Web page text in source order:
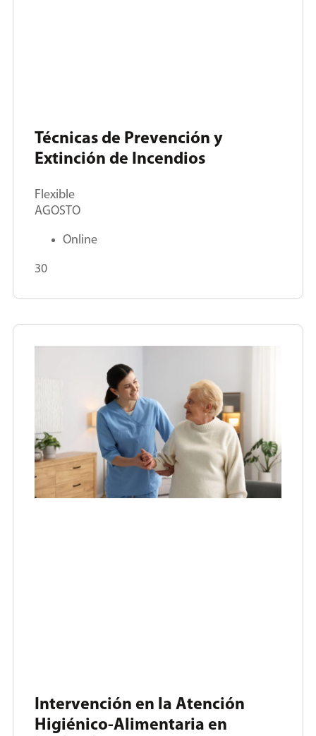
Técnicas de Prevención y
Extinción de Incendios
Flexible
AGOSTO
Online
30
Intervención en la Atención
Higiénico-Alimentaria en